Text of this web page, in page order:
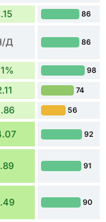
86
Д 86
98
74
56
92
91
90